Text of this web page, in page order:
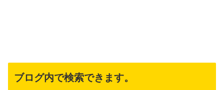
ブログ内で検索できます。